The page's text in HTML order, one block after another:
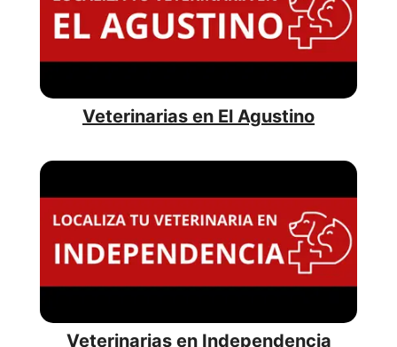
Veterinarias en El Agustino
Veterinarias en Independencia